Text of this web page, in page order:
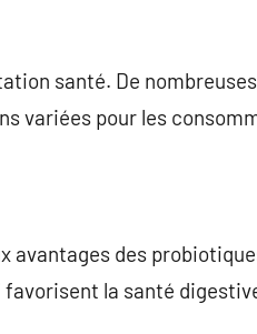
santé. De
variées pour les
des
la santé